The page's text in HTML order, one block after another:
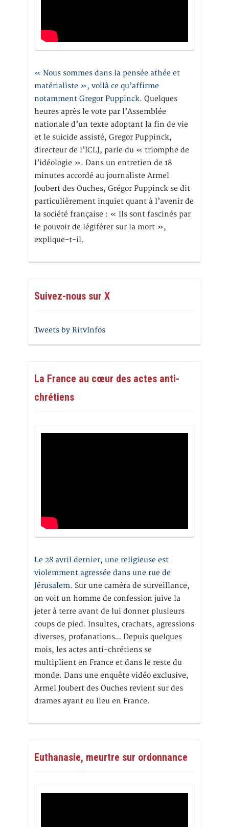
« Nous sommes dans la pensée athée et
matérialiste », voilà ce qu’affirme
notamment Gregor Puppinck. Quelques
heures après le vote par l’Assemblée
nationale d’un texte adoptant la fin de vie
et le suicide assisté, Gregor Puppinck,
directeur de l’ICLJ, parle du « triomphe de
l’idéologie ». Dans un entretien de 18
minutes accordé au journaliste Armel
Joubert des Ouches, Grégor Puppinck se dit
particulièrement inquiet quant à l’avenir de
la société française : « Ils sont fascinés par
le pouvoir de légiférer sur la mort »,
explique-t-il.
Suivez-nous sur X
Tweets by RitvInfos
La France au cœur des actes anti-
chrétiens
Le 28 avril dernier, une religieuse est
violemment agressée dans une rue de
Jérusalem. Sur une caméra de surveillance,
on voit un homme de confession juive la
jeter à terre avant de lui donner plusieurs
coups de pied. Insultes, crachats, agressions
diverses, profanations… Depuis quelques
mois, les actes anti-chrétiens se
multiplient en France et dans le reste du
monde. Dans une enquête vidéo exclusive,
Armel Joubert des Ouches revient sur des
drames ayant eu lieu en France.
Euthanasie, meurtre sur ordonnance